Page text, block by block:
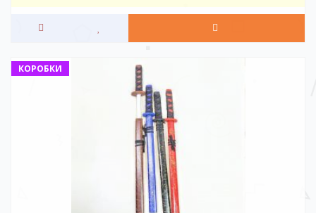
КОРОБКИ